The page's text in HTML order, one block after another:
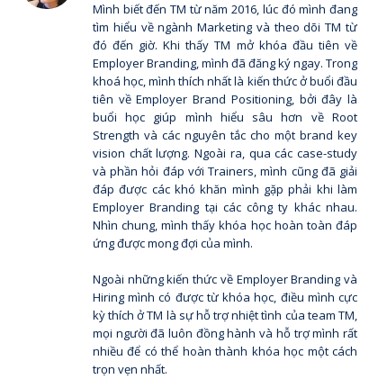
Mình biết đến TM từ năm 2016, lúc đó mình đang
tìm hiểu về ngành Marketing và theo dõi TM từ
đó đến giờ. Khi thấy TM mở khóa đầu tiên về
Employer Branding, mình đã đăng ký ngay. Trong
khoá học, mình thích nhất là kiến thức ở buổi đầu
tiên về Employer Brand Positioning, bởi đây là
buổi học giúp mình hiểu sâu hơn về Root
Strength và các nguyên tắc cho một brand key
vision chất lượng. Ngoài ra, qua các case-study
và phần hỏi đáp với Trainers, mình cũng đã giải
đáp được các khó khăn mình gặp phải khi làm
Employer Branding tại các công ty khác nhau.
Nhìn chung, mình thấy khóa học hoàn toàn đáp
ứng được mong đợi của mình.
Ngoài những kiến thức về Employer Branding và
Hiring mình có được từ khóa học, điều mình cực
kỳ thích ở TM là sự hỗ trợ nhiệt tình của team TM,
mọi người đã luôn đồng hành và hỗ trợ mình rất
nhiều để có thể hoàn thành khóa học một cách
trọn vẹn nhất.